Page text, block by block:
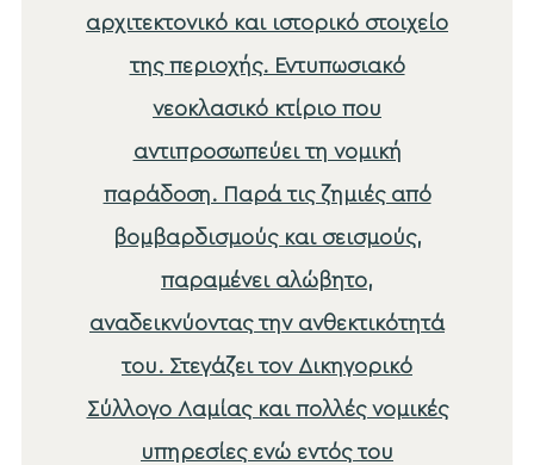
αρχιτεκτονικό και ιστορικό στοιχείο
της περιοχής. Εντυπωσιακό
νεοκλασικό κτίριο που
αντιπροσωπεύει τη νομική
παράδοση. Παρά τις ζημιές από
βομβαρδισμούς και σεισμούς,
παραμένει αλώβητο,
αναδεικνύοντας την ανθεκτικότητά
του. Στεγάζει τον Δικηγορικό
Σύλλογο Λαμίας και πολλές νομικές
υπηρεσίες ενώ εντός του